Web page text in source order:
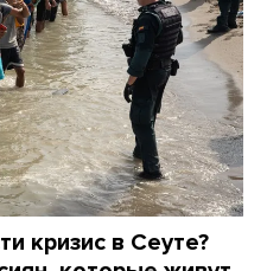
кризис в Сеуте?